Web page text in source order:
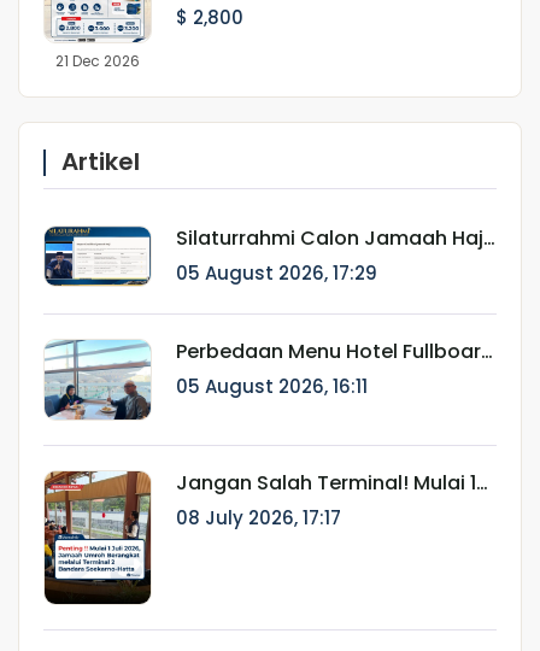
21 Dec 2026
$ 2,800
Artikel
Silaturrahmi Calon Jamaah Haji
Munatour 1448 H/2026:
Komitmen Mendampingi
Jamaah Sejak Pendaftaran
hingga Pasca Haji
05 August 2026, 17:29
Perbedaan Menu Hotel Fullboard
Internasional dan Fullboard
Fareast untuk Haji & Umroh
05 August 2026, 16:11
Jangan Salah Terminal! Mulai 1
Juli 2026, Jamaah Umroh
Berangkat melalui Terminal 2
08 July 2026, 17:17